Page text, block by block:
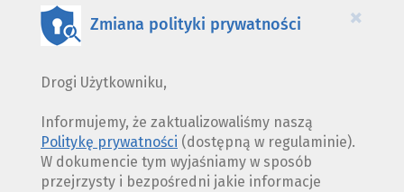
×
Zmiana polityki prywatności
Drogi Użytkowniku,
Informujemy, że zaktualizowaliśmy naszą
Politykę prywatności (dostępną w regulaminie).
W dokumencie tym wyjaśniamy w sposób
przejrzysty i bezpośredni jakie informacje